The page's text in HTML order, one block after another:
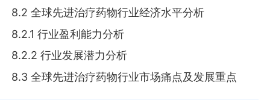
8.2 全球先进治疗药物行业经济水平分析
8.2.1 行业盈利能力分析
8.2.2 行业发展潜力分析
8.3 全球先进治疗药物行业市场痛点及发展重点